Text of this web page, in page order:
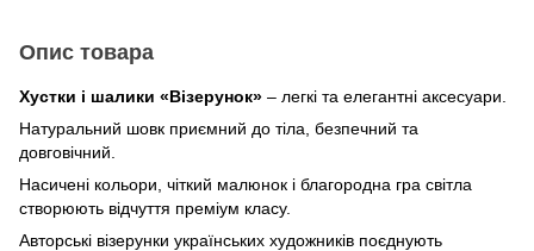
Опис товара
Хустки і шалики «Візерунок» – легкі та елегантні аксесуари.
Натуральний шовк приємний до тіла, безпечний та
довговічний.
Насичені кольори, чіткий малюнок і благородна гра світла
створюють відчуття преміум класу.
Авторські візерунки українських художників поєднують